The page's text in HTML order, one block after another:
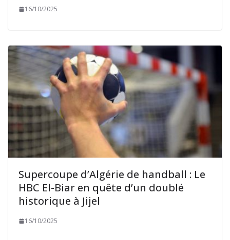
16/10/2025
Supercoupe d’Algérie de handball : Le
HBC El-Biar en quête d’un doublé
historique à Jijel
16/10/2025